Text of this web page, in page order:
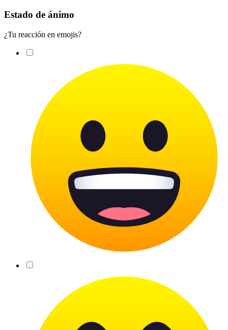
Estado de ánimo
¿Tu reacción en emojis?